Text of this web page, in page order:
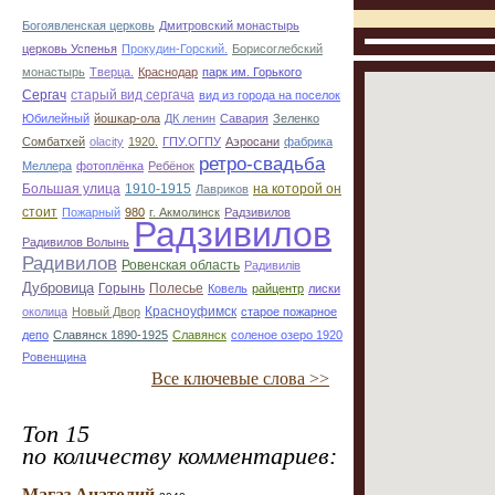
Богоявленская церковь Дмитровский монастырь
церковь Успенья Прокудин-Горский.
Борисоглебский
монастырь Тверца. Краснодар парк им. Горького
Сергач старый вид сергача вид из города на поселок
Юбилейный йошкар-ола ДК ленин Савария Зеленко
Сомбатхей olacity 1920. ГПУ.ОГПУ Аэросани фабрика
Меллера фотоплёнка Ребёнок ретро-свадьба
Большая улица 1910-1915 Лавриков на которой он
стоит Пожарный 980 г. Акмолинск Радзивилов
Радивилов Волынь Радзивилов
Радивилов Ровенская область Радивилiв
Дубровица Горынь Полесье Ковель райцентр лиски
околица Новый Двор Красноуфимск старое пожарное
депо Славянск 1890-1925 Славянск соленое озеро 1920
Ровенщина
Все ключевые слова >>
Топ 15
по количеству комментариев: